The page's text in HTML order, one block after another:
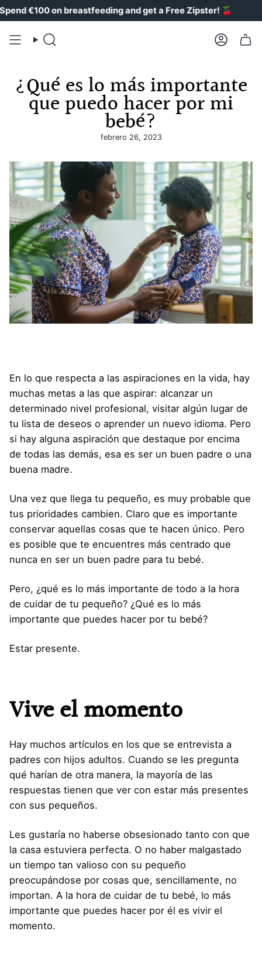
Ir
al €100 on breastfeeding and get a Free Zipster!🍒
Buscar
Cuenta
¿Qué es lo más importante
que puedo hacer por mi
bebé?
febrero 26, 2023
En lo que respecta a las aspiraciones en la vida, hay
muchas metas a las que aspirar: alcanzar un
determinado nivel profesional, visitar algún lugar de
tu lista de deseos o aprender un nuevo idioma. Pero
si hay alguna aspiración que destaque por encima
de todas las demás, esa es ser un buen padre o una
buena madre.
Una vez que llega tu pequeño, es muy probable que
tus prioridades cambien. Claro que es importante
conservar aquellas cosas que te hacen único. Pero
es posible que te encuentres más centrado que
nunca en ser un buen padre para tu bebé.
Pero, ¿qué es lo más importante de todo a la hora
de cuidar de tu pequeño? ¿Qué es lo más
importante que puedes hacer por tu bebé?
Estar presente.
Vive el momento
Hay muchos artículos en los que se entrevista a
padres con hijos adultos. Cuando se les pregunta
qué harían de otra manera, la mayoría de las
respuestas tienen que ver con estar más presentes
con sus pequeños.
Les gustaría no haberse obsesionado tanto con que
la casa estuviera perfecta. O no haber malgastado
un tiempo tan valioso con su pequeño
preocupándose por cosas que, sencillamente, no
importan. A la hora de cuidar de tu bebé, lo más
importante que puedes hacer por él es vivir el
momento.